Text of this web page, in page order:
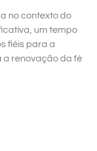
no contexto do
um tempo
fiéis para a
a renovação da fé